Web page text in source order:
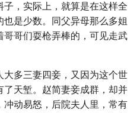
，实际上，就算是在这样全
是少数。同父异母那么多姐
哥们耍枪弄棒的，可见走武
多三妻四妾，又因为这个世
天堑。赵简妻妾成群，却并
动易怒，后院夫人里，常有